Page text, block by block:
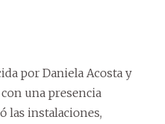
por Daniela Acosta y
una presencia
las instalaciones,